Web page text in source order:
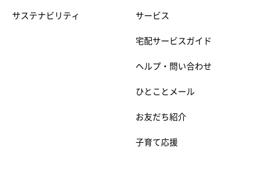
サステナビリティ サービス
宅配サービスガイド
ヘルプ・問い合わせ
ひとことメール
お友だち紹介
子育て応援